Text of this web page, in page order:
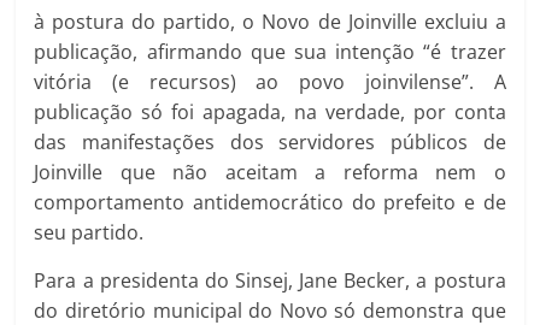
à postura do partido, o Novo de Joinville excluiu a
publicação, afirmando que sua intenção “é trazer
vitória (e recursos) ao povo joinvilense”. A
publicação só foi apagada, na verdade, por conta
das manifestações dos servidores públicos de
Joinville que não aceitam a reforma nem o
comportamento antidemocrático do prefeito e de
seu partido.
Para a presidenta do Sinsej, Jane Becker, a postura
do diretório municipal do Novo só demonstra que